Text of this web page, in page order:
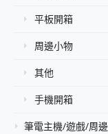
平板開箱
周邊小物
其他
手機開箱
筆電主機/遊戲/周邊